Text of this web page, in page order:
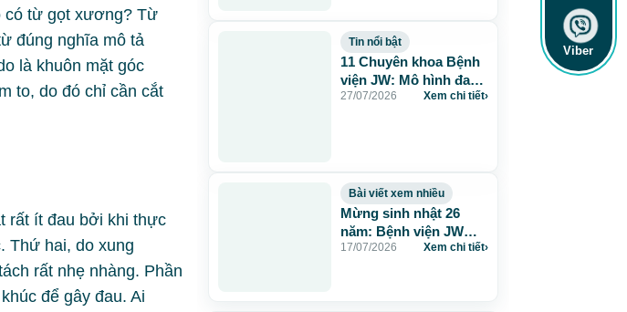
có từ gọt xương? Từ
đúng nghĩa mô tả
là khuôn mặt góc
to, do đó chỉ cần cắt
rất ít đau bởi khi thực
Thứ hai, do xung
rất nhẹ nhàng. Phần
để gây đau. Ai
Tin nổi bật
11 Chuyên khoa Bệnh
viện JW: Mô hình đa
khoa chuẩn Hàn chăm
27/07/2026 Xem chi tiết›
Bài viết xem nhiều
Mừng sinh nhật 26
năm: Bệnh viện JW
tặng 260 suất thẩm mỹ
17/07/2026 Xem chi tiết›
Viber